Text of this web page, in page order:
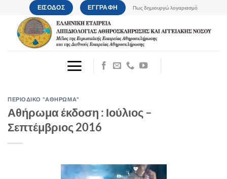
Μετάβαση
περιεχόμενο
ΕΙΣΟΔΟΣ ΕΓΓΡΑΦΗ Πως δημιουργώ λογαριασμό
ΠΕΡΙΟΔΙΚΟ "ΑΘΗΡΩΜΑ"
Αθήρωμα έκδοση : Ιούλιος –
Σεπτέμβριος 2016